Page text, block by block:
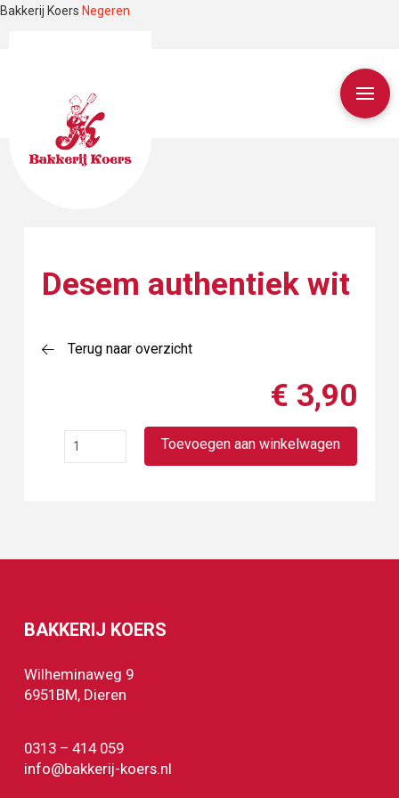
Bakkerij Koers Negeren
Desem authentiek wit
Terug naar overzicht
€ 3,90
Desem
Toevoegen aan winkelwagen
BAKKERIJ KOERS
Wilheminaweg 9
6951BM, Dieren
0313 – 414 059
info@bakkerij-koers.nl